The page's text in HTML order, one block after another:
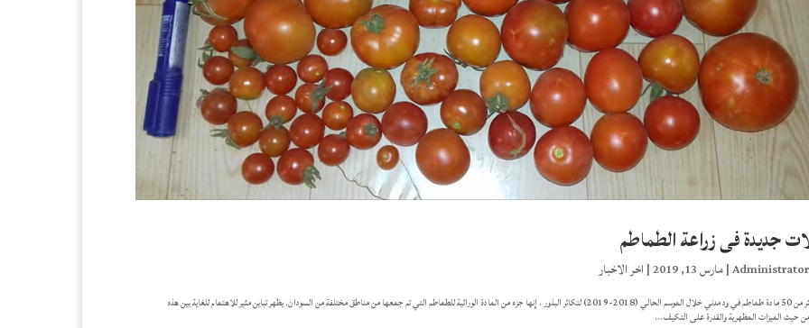
جديدة فى زراعة الطماطم
Administrator
|مارس 13, 2019 |اخر الاخبار
تم زراعة أكثر من 50 مادة طماطم في ود مدني خلال الموسم الحالي (2018-2019) لتكاثر البذور . إنها جزء من المادة الوراثية للطماطم التي تم جمعها من مناطق مختلفة من السودان. يظهر تباين مثير للاهتمام للغاية بين هذه
حيث الميزات المظهرية والقدرة على التكيف...